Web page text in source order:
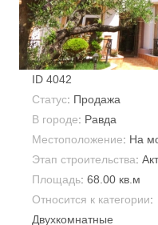
ID 4042
Статус: Продажа
В городе: Равда
Местоположение: На
Этап строительства:
Площадь: 68.00 кв.м
Относится к категории:
Двухкомнатные